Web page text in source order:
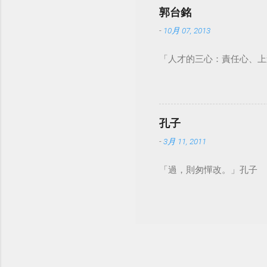
郭台銘
- 10月 07, 2013
「人才的三心：責任心、
孔子
-3月 11, 2011
「過，則匆憚改。」孔子